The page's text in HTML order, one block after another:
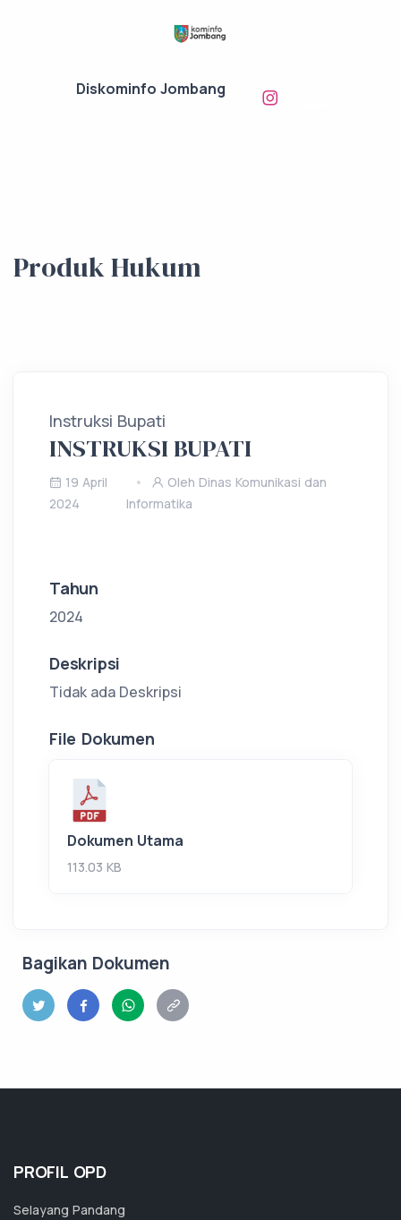
Diskominfo Jombang
Produk Hukum
Instruksi Bupati
INSTRUKSI BUPATI
19 April
2024
Oleh Dinas Komunikasi dan
Informatika
Tahun
2024
Deskripsi
Tidak ada Deskripsi
File Dokumen
Dokumen Utama
113.03 KB
Bagikan Dokumen
PROFIL OPD
Selayang Pandang